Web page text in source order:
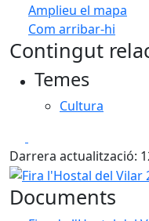
Amplieu el mapa
Com arribar-hi
+
Contingut
Temes
Cultura
Darrera actualització:
Fira l'Hostal del Vilar
Documents